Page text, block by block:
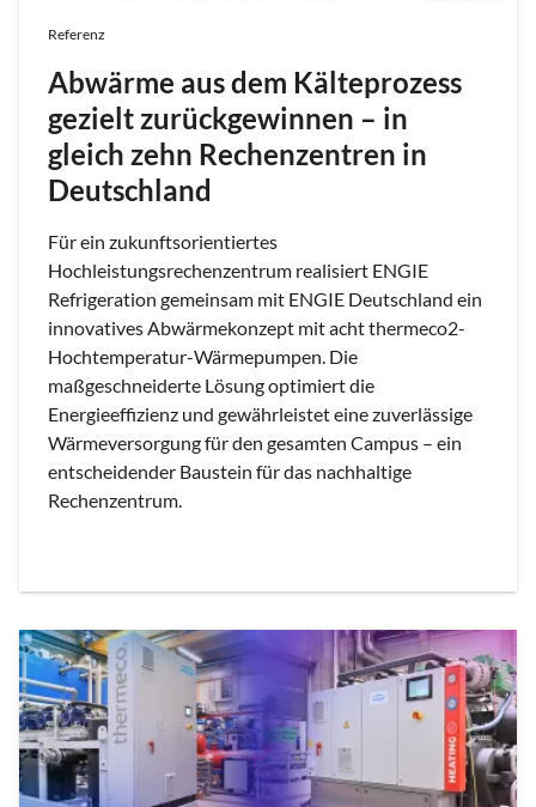
Referenz
Abwärme aus dem Kälteprozess
gezielt zurückgewinnen – in
gleich zehn Rechenzentren in
Deutschland
Für ein zukunftsorientiertes
Hochleistungsrechenzentrum realisiert ENGIE
Refrigeration gemeinsam mit ENGIE Deutschland ein
innovatives Abwärmekonzept mit acht thermeco2-
Hochtemperatur-Wärmepumpen. Die
maßgeschneiderte Lösung optimiert die
Energieeffizienz und gewährleistet eine zuverlässige
Wärmeversorgung für den gesamten Campus – ein
entscheidender Baustein für das nachhaltige
Rechenzentrum.